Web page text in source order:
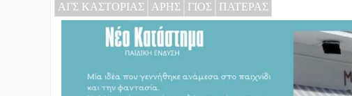
ΑΓΣ ΚΑΣΤΟΡΙΑΣ ΑΡΗΣ ΓΙΟΣ ΠΑΤΕΡΑΣ